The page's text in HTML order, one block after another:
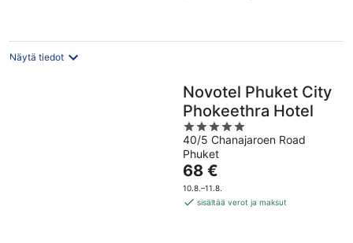
Näytä tiedot
Novotel Phuket City
Phokeethra Hotel
5
out
of
5
40/5 Chanajaroen Road
Phuket
Hinta
on
68 €
68 €
10.8.–11.8.
sisältää verot ja maksut